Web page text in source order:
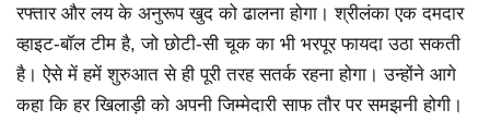
रफ्तार और लय के अनुरूप खुद को ढालना होगा। श्रीलंका एक दमदार
व्हाइट-बॉल टीम है, जो छोटी-सी चूक का भी भरपूर फायदा उठा सकती
है। ऐसे में हमें शुरुआत से ही पूरी तरह सतर्क रहना होगा। उन्होंने आगे
कहा कि हर खिलाड़ी को अपनी जिम्मेदारी साफ तौर पर समझनी होगी।